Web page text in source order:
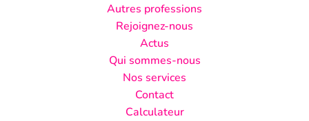
Autres professions
Rejoignez-nous
Actus
Qui sommes-nous
Nos services
Contact
Calculateur